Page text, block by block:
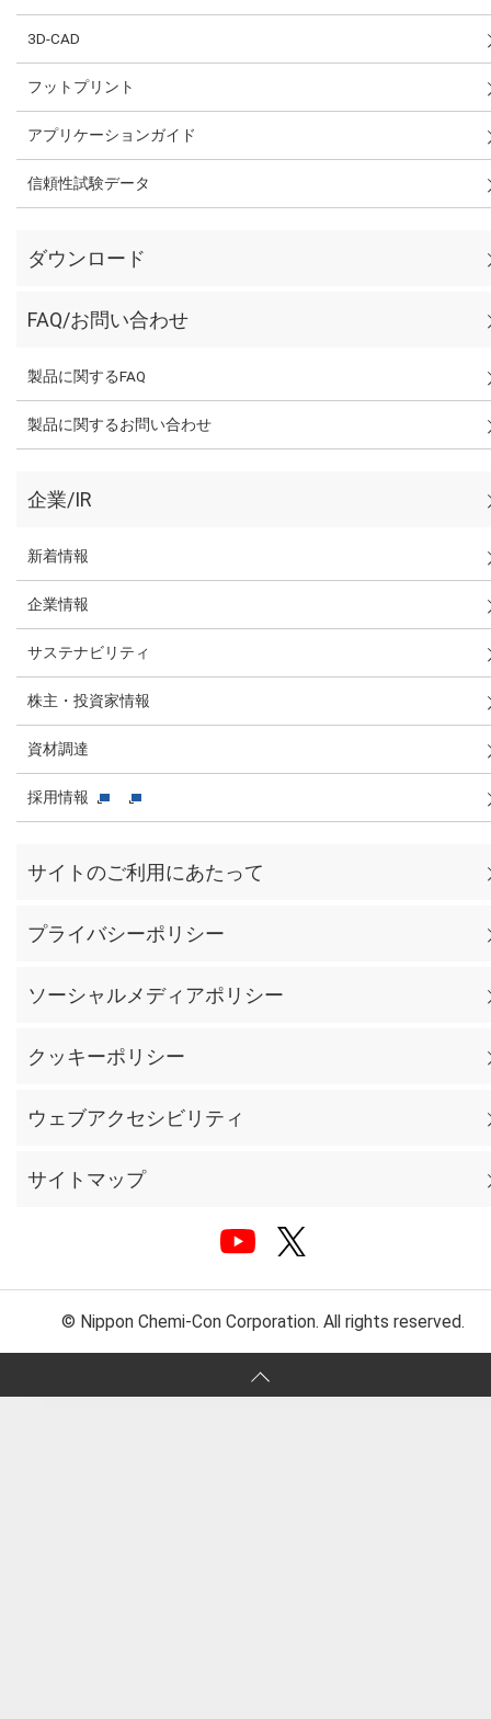
3D-CAD
フットプリント
アプリケーションガイド
信頼性試験データ
ダウンロード
FAQ/お問い合わせ
製品に関するFAQ
製品に関するお問い合わせ
企業/IR
新着情報
企業情報
サステナビリティ
株主・投資家情報
資材調達
採用情報
サイトのご利用にあたって
プライバシーポリシー
ソーシャルメディアポリシー
クッキーポリシー
ウェブアクセシビリティ
サイトマップ
© Nippon Chemi-Con Corporation. All rights reserved.